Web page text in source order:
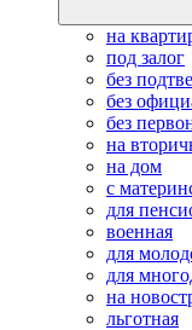
на
под залог
без
без
без
на
на дом
с
для
военная
для
для
на
льготная